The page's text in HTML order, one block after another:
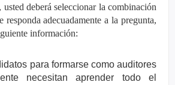
usted deberá seleccionar la combinación
responda adecuadamente a la pregunta,
información:
para formarse como auditores
necesitan aprender todo el